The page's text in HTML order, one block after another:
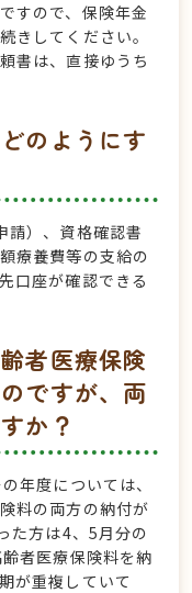
すので、保険年金
きしてください。
書は、直接ゆうち
のようにす
請）、資格確認書
療養費等の支給の
口座が確認できる
者医療保険
ですが、両
か？
年度については、
料の両方の納付が
た方は4、5月分の
者医療保険料を納
が重複していて